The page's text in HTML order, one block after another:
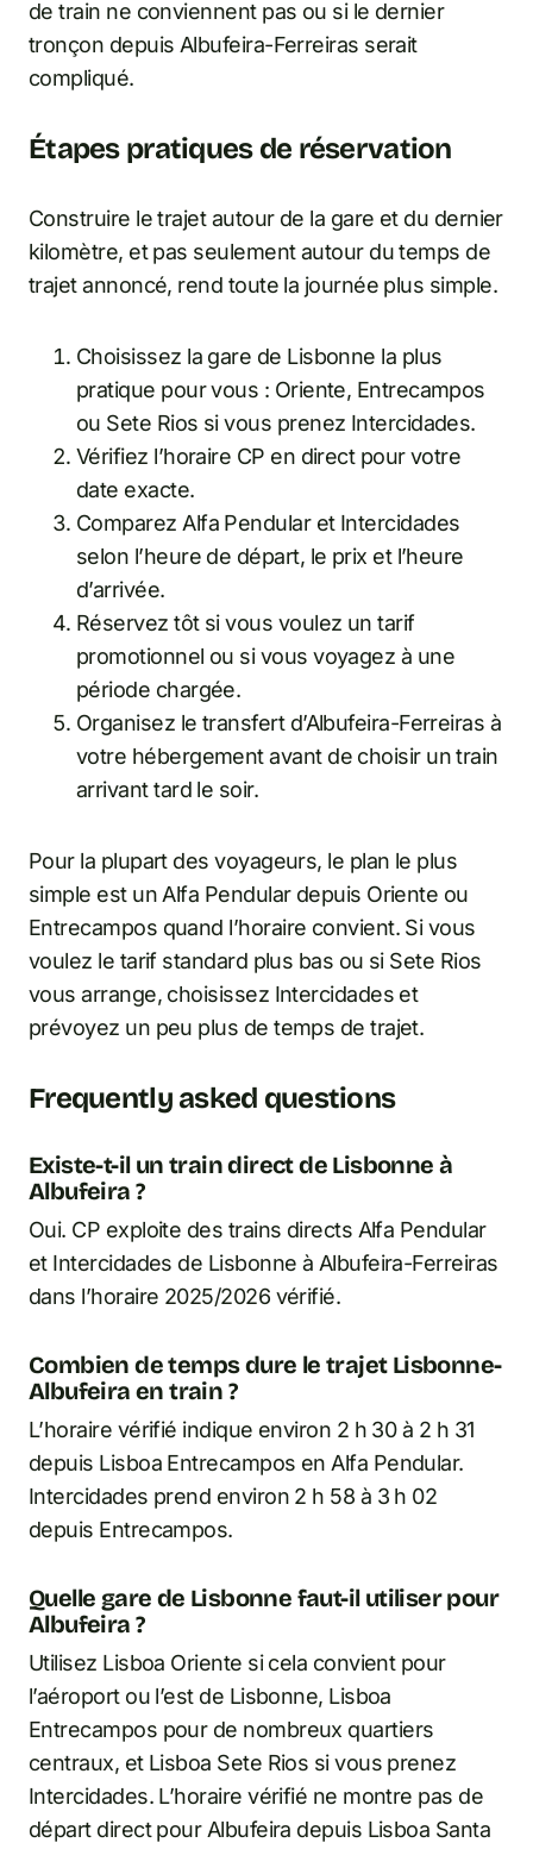
de train ne conviennent pas ou si le dernier
tronçon depuis Albufeira-Ferreiras serait
compliqué.
Étapes pratiques de réservation
Construire le trajet autour de la gare et du dernier
kilomètre, et pas seulement autour du temps de
trajet annoncé, rend toute la journée plus simple.
Choisissez la gare de Lisbonne la plus
pratique pour vous : Oriente, Entrecampos
ou Sete Rios si vous prenez Intercidades.
Vérifiez l’horaire CP en direct pour votre
date exacte.
Comparez Alfa Pendular et Intercidades
selon l’heure de départ, le prix et l’heure
d’arrivée.
Réservez tôt si vous voulez un tarif
promotionnel ou si vous voyagez à une
période chargée.
Organisez le transfert d’Albufeira-Ferreiras à
votre hébergement avant de choisir un train
arrivant tard le soir.
Pour la plupart des voyageurs, le plan le plus
simple est un Alfa Pendular depuis Oriente ou
Entrecampos quand l’horaire convient. Si vous
voulez le tarif standard plus bas ou si Sete Rios
vous arrange, choisissez Intercidades et
prévoyez un peu plus de temps de trajet.
Frequently asked questions
Existe-t-il un train direct de Lisbonne à
Albufeira ?
Oui. CP exploite des trains directs Alfa Pendular
et Intercidades de Lisbonne à Albufeira-Ferreiras
dans l’horaire 2025/2026 vérifié.
Combien de temps dure le trajet Lisbonne-
Albufeira en train ?
L’horaire vérifié indique environ 2 h 30 à 2 h 31
depuis Lisboa Entrecampos en Alfa Pendular.
Intercidades prend environ 2 h 58 à 3 h 02
depuis Entrecampos.
Quelle gare de Lisbonne faut-il utiliser pour
Albufeira ?
Utilisez Lisboa Oriente si cela convient pour
l’aéroport ou l’est de Lisbonne, Lisboa
Entrecampos pour de nombreux quartiers
centraux, et Lisboa Sete Rios si vous prenez
Intercidades. L’horaire vérifié ne montre pas de
départ direct pour Albufeira depuis Lisboa Santa